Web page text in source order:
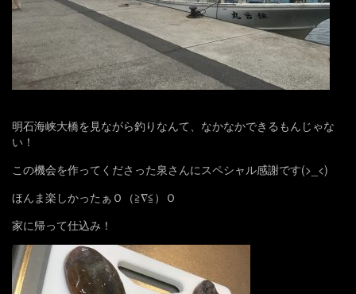
明石海峡大橋を見ながら釣りなんて、なかなかできるもんじゃな
い！
この機会を作ってくださった泉さんにスペシャル感謝です(>_<)
ほんま楽しかったぁＯ（≧∇≦）Ｏ
家に帰って仕込み！